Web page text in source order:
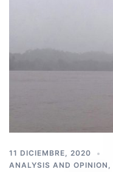
11 DICIEMBRE, 2020
ANALYSIS AND OPINION ,